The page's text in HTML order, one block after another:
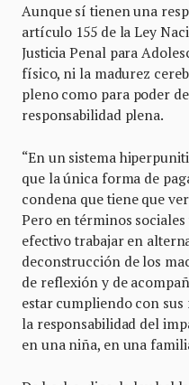
Aunque sí tienen una
artículo 155 de la Ley
Justicia Penal para
físico, ni la madurez
pleno como para poder
responsabilidad plena.
“En un sistema
que la única forma de
condena que tiene que
Pero en términos
efectivo trabajar en
deconstrucción de los
de reflexión y de
estar cumpliendo con sus
la responsabilidad del
en una niña, en una